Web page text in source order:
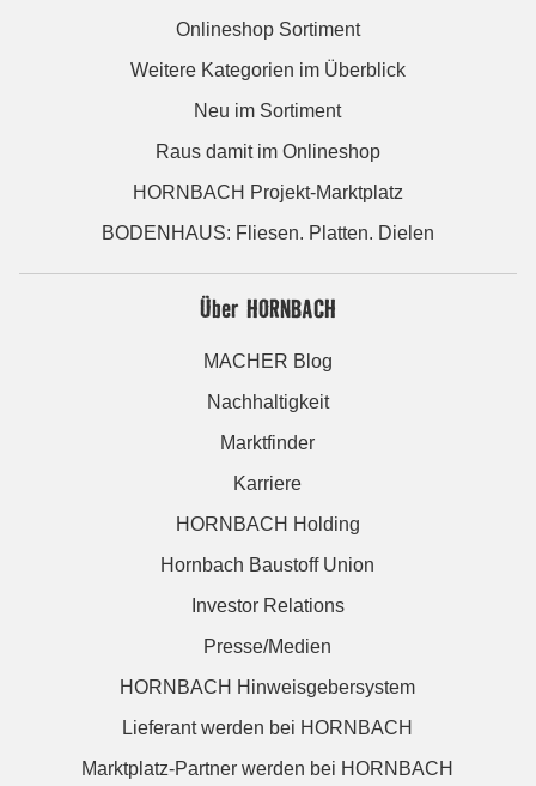
Onlineshop Sortiment
Weitere Kategorien im Überblick
Neu im Sortiment
Raus damit im Onlineshop
HORNBACH Projekt-Marktplatz
BODENHAUS: Fliesen. Platten. Dielen
Über HORNBACH
MACHER Blog
Nachhaltigkeit
Marktfinder
Karriere
HORNBACH Holding
Hornbach Baustoff Union
Investor Relations
Presse/Medien
HORNBACH Hinweisgebersystem
Lieferant werden bei HORNBACH
Marktplatz-Partner werden bei HORNBACH